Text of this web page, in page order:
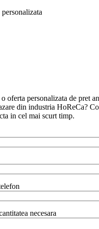
oferta personalizata de pret
din industria HoReCa?
in cel mai scurt timp.
necesara